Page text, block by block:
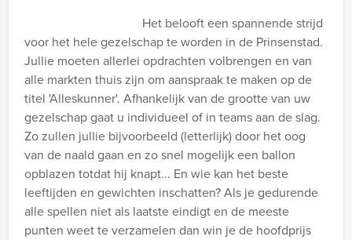
Het belooft een spannende strijd
voor het hele gezelschap te worden in de Prinsenstad.
Jullie moeten allerlei opdrachten volbrengen en van
alle markten thuis zijn om aanspraak te maken op de
titel 'Alleskunner'. Afhankelijk van de grootte van uw
gezelschap gaat u individueel of in teams aan de slag.
Zo zullen jullie bijvoorbeeld (letterlijk) door het oog
van de naald gaan en zo snel mogelijk een ballon
opblazen totdat hij knapt... En wie kan het beste
leeftijden en gewichten inschatten? Als je gedurende
alle spellen niet als laatste eindigt en de meeste
punten weet te verzamelen dan win je de hoofdprijs